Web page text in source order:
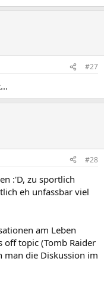
#27
#28
:'D, zu sportlich
eh unfassbar viel
am Leben
off topic (Tomb Raider
man die Diskussion im